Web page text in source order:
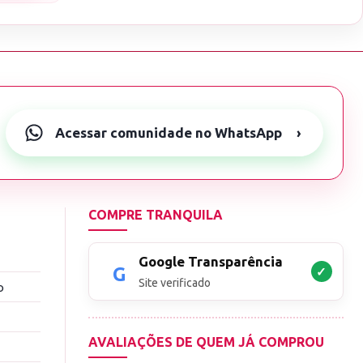
Acessar comunidade no WhatsApp ›
COMPRE TRANQUILA
Google Transparência
Site verificado
✓
AVALIAÇÕES DE QUEM JÁ COMPROU